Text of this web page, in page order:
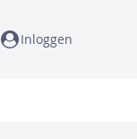
Inloggen